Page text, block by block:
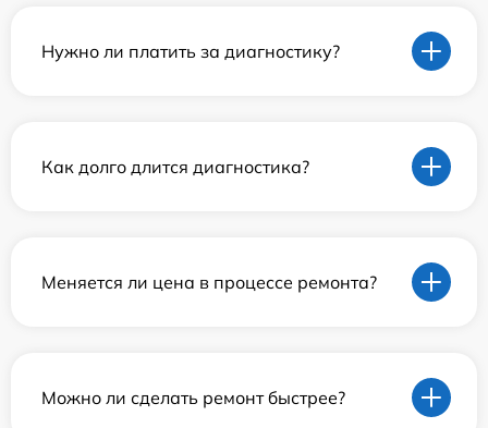
Нужно ли платить за диагностику?
Как долго длится диагностика?
Меняется ли цена в процессе ремонта?
Можно ли сделать ремонт быстрее?